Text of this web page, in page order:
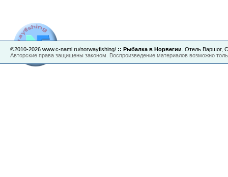
©2010-2026 www.c-nami.ru/norwayfishing/ :: Рыбалка в Норвегии . Отель Варшог,
Авторские права защищены законом. Воспроизведение материалов возможно